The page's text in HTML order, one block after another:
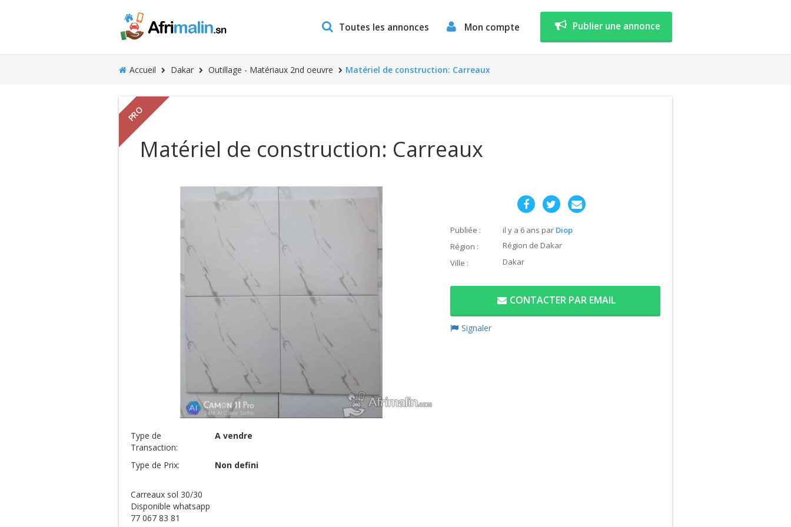
Toutes les annonces Mon compte Publier une annonce
Accueil Dakar Outillage - Matériaux 2nd oeuvre Matériel de construction: Carreaux
PRO
Matériel de construction: Carreaux
Type de
Transaction:
A vendre
Type de Prix: Non defini
Carreaux sol 30/30
Disponible whatsapp
77 067 83 81
Publiée : il y a 6 ans par Diop
Région :
Région de Dakar
Ville :
Dakar
CONTACTER PAR EMAIL
Signaler